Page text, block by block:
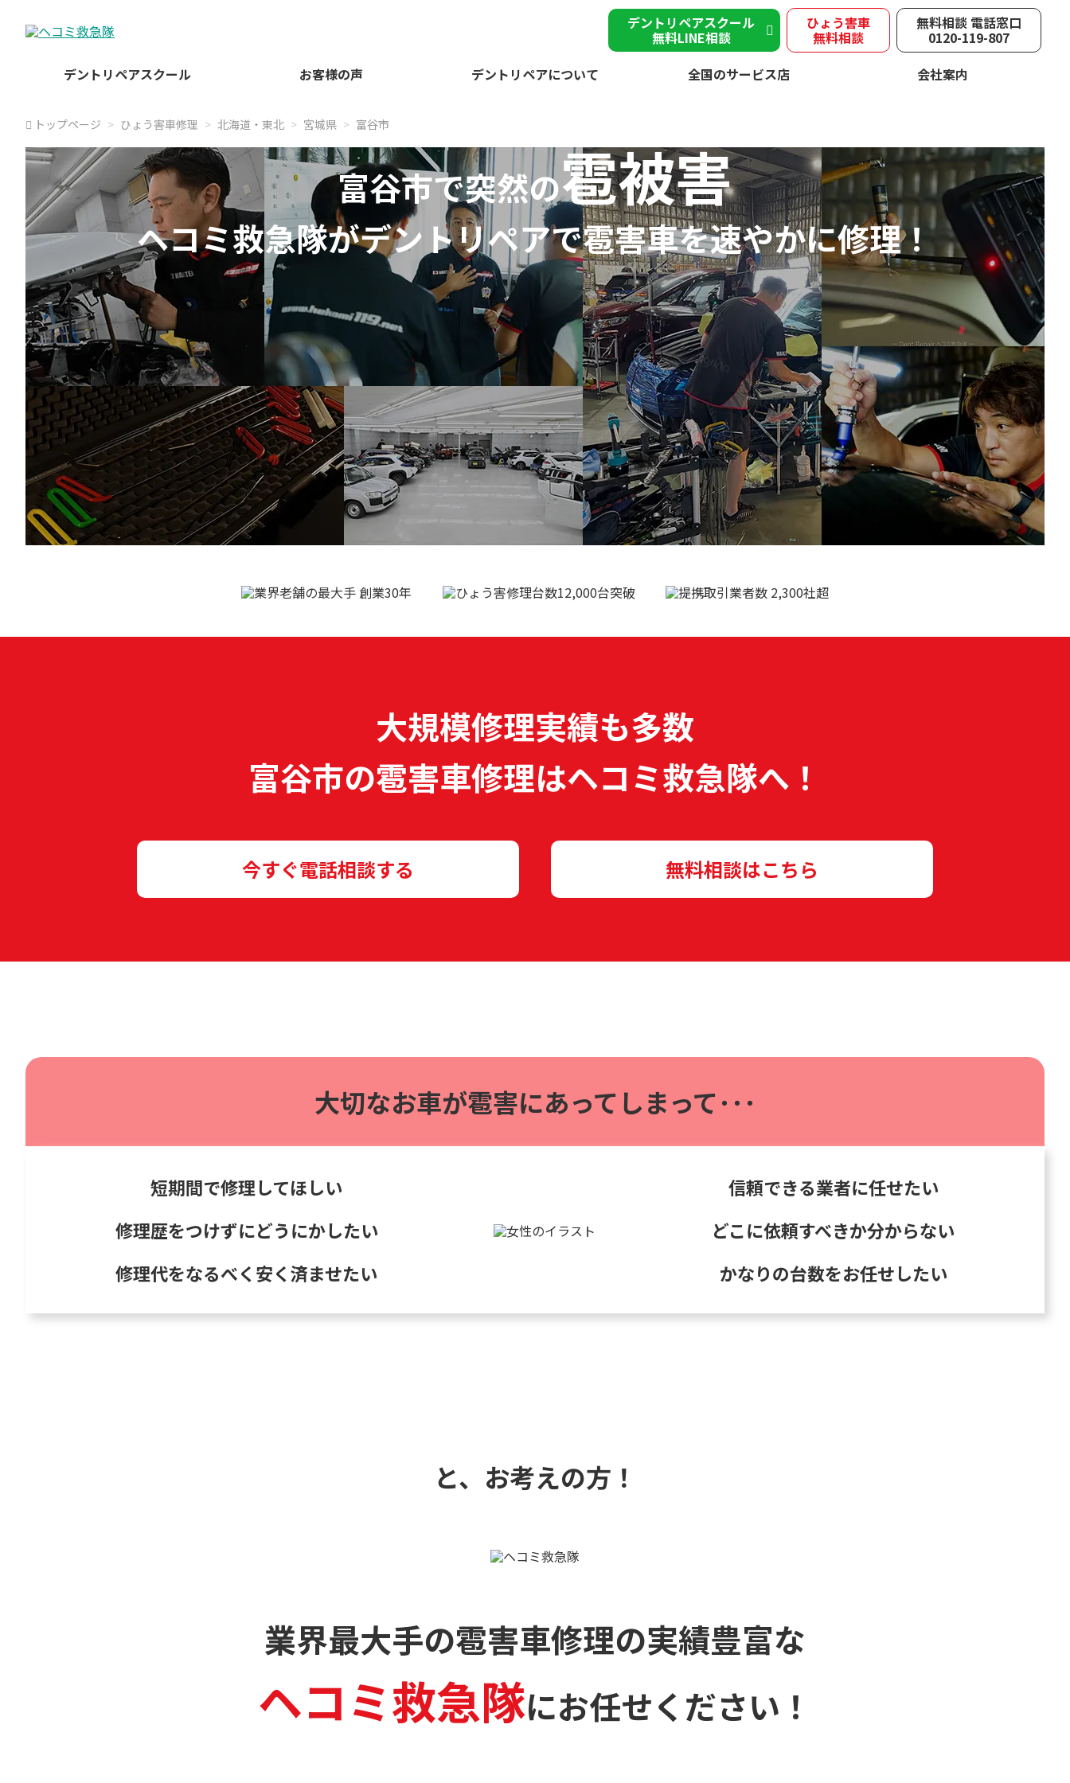
デントリペアスクール
無料LINE相談
ひょう害車
無料相談
無料相談 電話窓口
0120-119-807
デントリペアスクール
お客様の声 デントリペアについて 全国のサービス店 会社案内
トップページ ひょう害車修理 北海道・東北 宮城県 富谷市
富谷市で突然の雹被害
ヘコミ救急隊がデントリペアで雹害車を速やかに修理！
大規模修理実績も多数
富谷市の雹害車修理はヘコミ救急隊へ！
今すぐ電話相談する 無料相談はこちら
大切なお車が雹害にあってしまって･･･
短期間で修理してほしい
修理歴をつけずにどうにかしたい
修理代をなるべく安く済ませたい
信頼できる業者に任せたい
どこに依頼すべきか分からない
かなりの台数をお任せしたい
と、お考えの方！
業界最大手の雹害車修理の実績豊富な
ヘコミ救急隊にお任せください！